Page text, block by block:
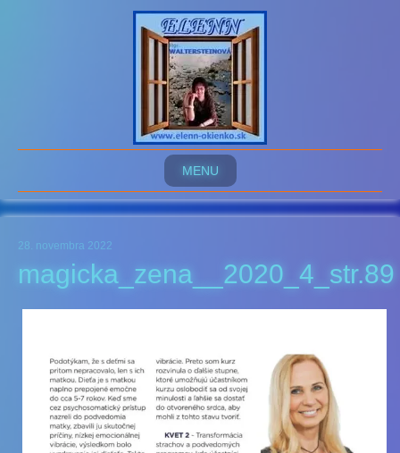
MENU
28. novembra 2022
magicka_zena__2020_4_str.89